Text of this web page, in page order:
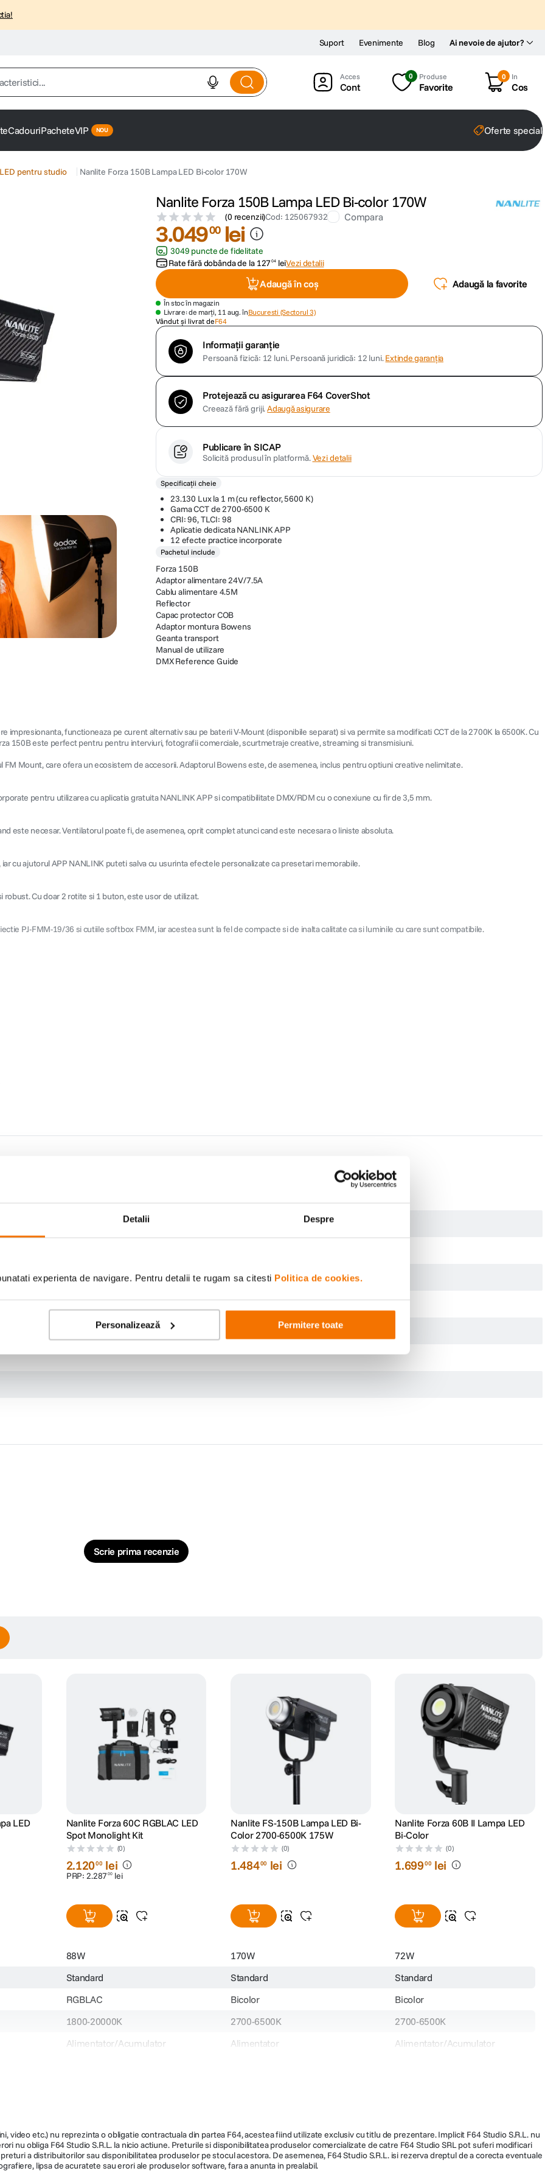
Detalii Despre
experienta de navigare. Pentru detalii te rugam sa citesti Politica de cookies.
Personalizează Permitere toate
Ai nevoie de ajutor?
Suport Evenimente Blog
Cont
0 Produse
Favorite
0 In
Cos
CadouriPacheteVIP Oferte
pentru studio Nanlite Forza 150B Lampa LED Bi-color 170W
Nanlite Forza 150B Lampa LED Bi-color 170W
(0 recenzii)Cod: 125067932 Compara
3.04900 lei
3049 puncte de fidelitate
Rate fără dobânda de la 127 04 leiVezi detalii
Adaugă în coș Adaugă la favorite
În stoc în magazin
Livrare: de marți, 11 aug. înBucuresti (Sectorul 3)
Vândut și livrat deF64
Informații garanție
Persoană fizică: 12 luni.Persoană juridică: 12 luni.Extinde garanția
Protejează cu asigurarea F64 CoverShot
Creează fără griji.Adaugă asigurare
Publicare în SICAP
Solicită produsul în platformă.Vezi detalii
Specificații cheie
23.130 Lux la 1 m (cu reflector, 5600 K)
Gama CCT de 2700-6500 K
CRI: 96, TLCI: 98
Aplicatie dedicata NANLINK APP
12 efecte practice incorporate
Pachetul include
Forza 150B
Adaptor alimentare 24V/7.5A
Cablu alimentare 4.5M
Reflector
Capac protector COB
Adaptor montura Bowens
Geanta transport
Manual de utilizare
DMX Reference Guide
functioneaza pe curent alternativ sau pe baterii V-Mount (disponibile separat) si va permite sa modificati CCT de la 2700K la 6500K. Cu
150B este perfect pentru pentru interviuri, fotografii comerciale, scurtmetraje creative, streaming si transmisiuni.
Mount, care ofera un ecosistem de accesorii. Adaptorul Bowens este, de asemenea, inclus pentru optiuni creative nelimitate.
pentru utilizarea cu aplicatia gratuita NANLINK APP si compatibilitate DMX/RDM cu o conexiune cu fir de 3,5 mm.
este necesar. Ventilatorul poate fi, de asemenea, oprit complet atunci cand este necesara o liniste absoluta.
cu ajutorul APP NANLINK puteti salva cu usurinta efectele personalizate ca presetari memorabile.
Cu doar 2 rotite si 1 buton, este usor de utilizat.
PJ-FMM-19/36 si cutiile softbox FMM, iar acestea sunt la fel de compacte si de inalta calitate ca si luminile cu care sunt compatibile.
Scrie prima recenzie
LED
Nanlite Forza 60C RGBLAC LED
Spot Monolight Kit
(0)
2.12000 lei
PRP: 2.287 00 lei
Nanlite FS-150B Lampa LED Bi-
Color 2700-6500K 175W
(0)
1.48400 lei
Nanlite Forza 60B II Lampa LED
Bi-Color
(0)
1.69900 lei
88W 170W
72W
Standard Standard
Standard
RGBLAC Bicolor
Bicolor
1800-20000K 2700-6500K
2700-6500K
Alimentator/Acumulator Alimentator
Alimentator/Acumulator
2287 1484 1699
video etc.) nu reprezinta o obligatie contractuala din partea F64, acestea fiind utilizate exclusiv cu titlu de prezentare. Implicit F64 Studio S.R.L. nu
nu obliga F64 Studio S.R.L. la nicio actiune. Preturile si disponibilitatea produselor comercializate de catre F64 Studio SRL pot suferi modificari
a distribuitorilor sau disponibilitatea produselor pe stocul acestora. De asemenea, F64 Studio S.R.L. isi rezerva dreptul de a corecta eventuale
lipsa de acuratete sau erori ale produselor software, fara a anunta in prealabil.